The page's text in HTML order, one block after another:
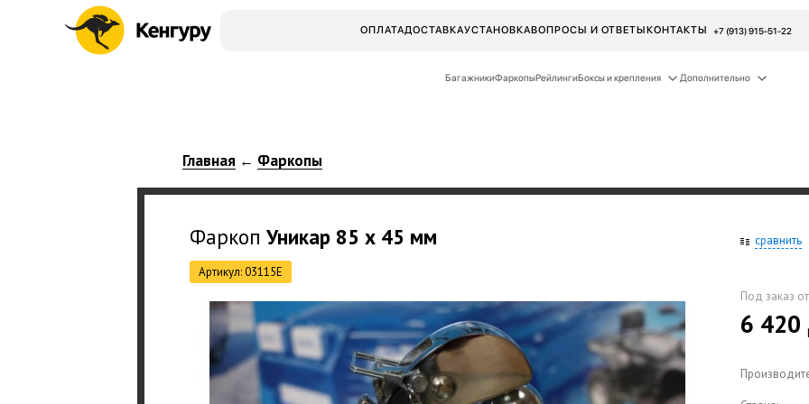
ОПЛАТАДОСТАВКАУСТАНОВКАВОПРОСЫ И ОТВЕТЫКОНТАКТЫ +7 (913) 915-51-22
БагажникиФаркопыРейлингиБоксы и крепления Дополнительно
Главная ← Фаркопы
Фаркоп Уникар 85 х 45 мм
Артикул: 03115Е
сравнить
Под заказ
6 420